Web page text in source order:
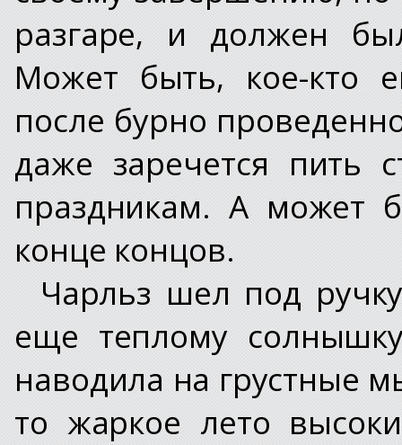
разгаре, и должен
Может быть, кое-кто
после бурно
даже заречется пить
праздникам. А может
конце концов.
Чарльз шел под
еще теплому
наводила на грустные
то жаркое лето